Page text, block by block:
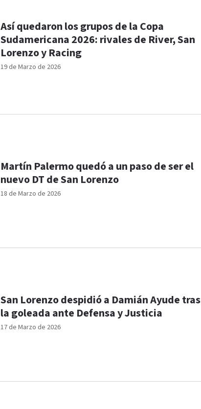
19 de Marzo de 2026
Así quedaron los grupos de la Copa
Sudamericana 2026: rivales de River, San
Lorenzo y Racing
18 de Marzo de 2026
Martín Palermo quedó a un paso de ser el
nuevo DT de San Lorenzo
17 de Marzo de 2026
San Lorenzo despidió a Damián Ayude tras
la goleada ante Defensa y Justicia